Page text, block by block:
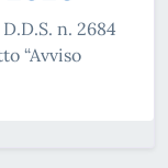
n. 2684
“Avviso